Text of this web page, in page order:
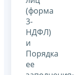
(форма
3-
НДФЛ)
и
Порядка
ее